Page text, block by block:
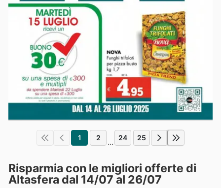
1 2 ... 24 25
Risparmia con le migliori offerte di
Altasfera dal 14/07 al 26/07